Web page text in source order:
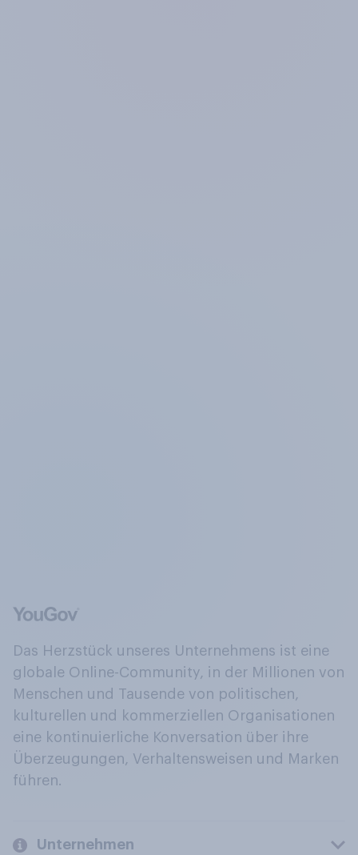
Das Herzstück unseres Unternehmens ist eine
globale Online-Community, in der Millionen von
Menschen und Tausende von politischen,
kulturellen und kommerziellen Organisationen
eine kontinuierliche Konversation über ihre
Überzeugungen, Verhaltensweisen und Marken
führen.
Unternehmen